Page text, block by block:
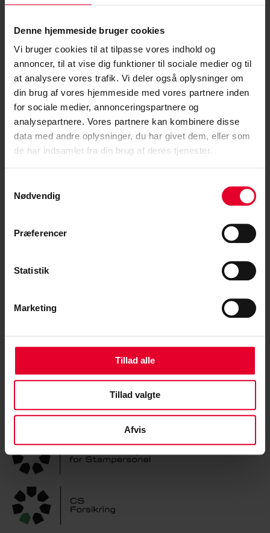
Denne hjemmeside bruger cookies
Vi bruger cookies til at tilpasse vores indhold og
annoncer, til at vise dig funktioner til sociale medier og til
at analysere vores trafik. Vi deler også oplysninger om
din brug af vores hjemmeside med vores partnere inden
for sociale medier, annonceringspartnere og
analysepartnere. Vores partnere kan kombinere disse
data med andre oplysninger, du har givet dem, eller som
de har indsamlet fra din brug af deres tjenester.
Nødvendig
Præferencer
Statistik
Marketing
Tillad alle
Tillad valgte
Afvis
Find os
Gammel Kongevej 60, 12. sal
1850 Frederiksberg C
Kontakt CS Pension
Tlf. 33 85 41 41
Man-tor: 9:30-11:30 & 12:30-15:00
Mail: post@cspension.dk
Lønberegner